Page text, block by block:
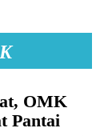
OMK
Pantai